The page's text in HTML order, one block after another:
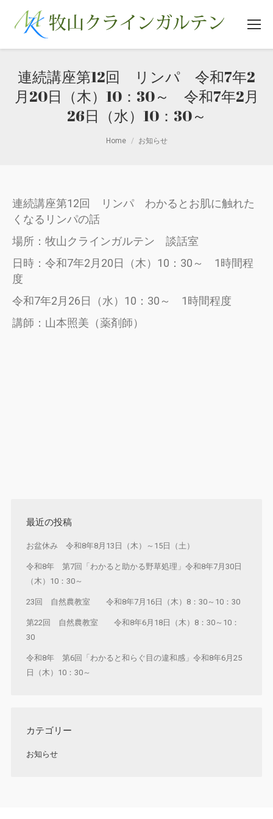
連続講座第12回 リンパ 令和7年2
月20日（木）10：30～ 令和7年2月
26日（水）10：30～
Home お知らせ
連続講座第12回 リンパ わかるとお肌に触れた
くなるリンパの話
場所：牧山クラインガルテン 談話室
日時：令和7年2月20日（木）10：30～ 1時間程
度
令和7年2月26日（水）10：30～ 1時間程度
講師：山本照美（薬剤師）
最近の投稿
お盆休み 令和8年8月13日（木）～15日（土）
令和8年 第7回「わかると助かる野草処理」令和8年7月30日
（木）10：30～
23回 自然農教室 令和8年7月16日（木）8：30～10：30
第22回 自然農教室 令和8年6月18日（木）8：30～10：
30
令和8年 第6回「わかると和らぐ目の違和感」令和8年6月25
日（木）10：30～
カテゴリー
お知らせ